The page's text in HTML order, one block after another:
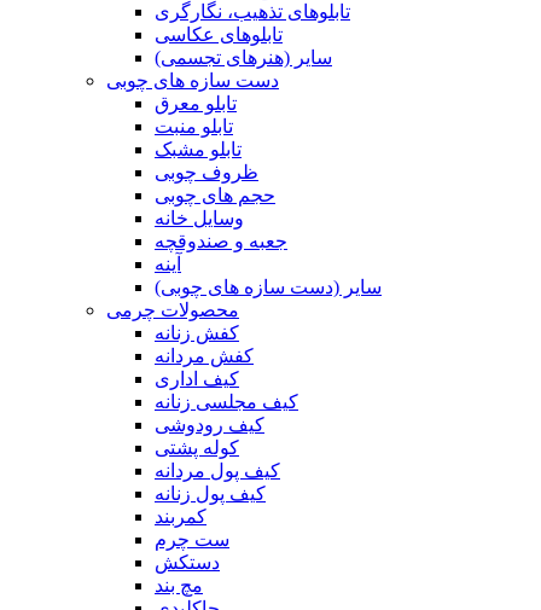
تابلوهای تذهیب، نگارگری
تابلوهای عکاسی
سایر (هنرهای تجسمی)
دست سازه های چوبی
تابلو معرق
تابلو منبت
تابلو مشبک
ظروف چوبی
حجم های چوبی
وسایل خانه
جعبه و صندوقچه
آینه
سایر (دست سازه های چوبی)
محصولات چرمی
کفش زنانه
کفش مردانه
کیف اداری
کیف مجلسی زنانه
کیف رودوشی
کوله پشتی
کیف پول مردانه
کیف پول زنانه
کمربند
ست چرم
دستکش
مچ بند